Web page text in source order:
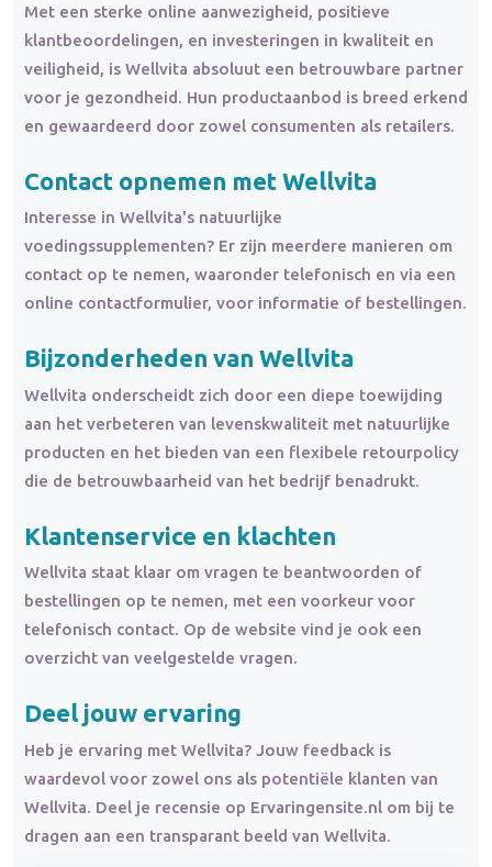
Met een sterke online aanwezigheid, positieve
klantbeoordelingen, en investeringen in kwaliteit en
veiligheid, is Wellvita absoluut een betrouwbare partner
voor je gezondheid. Hun productaanbod is breed erkend
en gewaardeerd door zowel consumenten als retailers.
Contact opnemen met Wellvita
Interesse in Wellvita's natuurlijke
voedingssupplementen? Er zijn meerdere manieren om
contact op te nemen, waaronder telefonisch en via een
online contactformulier, voor informatie of bestellingen.
Bijzonderheden van Wellvita
Wellvita onderscheidt zich door een diepe toewijding
aan het verbeteren van levenskwaliteit met natuurlijke
producten en het bieden van een flexibele retourpolicy
die de betrouwbaarheid van het bedrijf benadrukt.
Klantenservice en klachten
Wellvita staat klaar om vragen te beantwoorden of
bestellingen op te nemen, met een voorkeur voor
telefonisch contact. Op de website vind je ook een
overzicht van veelgestelde vragen.
Deel jouw ervaring
Heb je ervaring met Wellvita? Jouw feedback is
waardevol voor zowel ons als potentiële klanten van
Wellvita. Deel je recensie op Ervaringensite.nl om bij te
dragen aan een transparant beeld van Wellvita.